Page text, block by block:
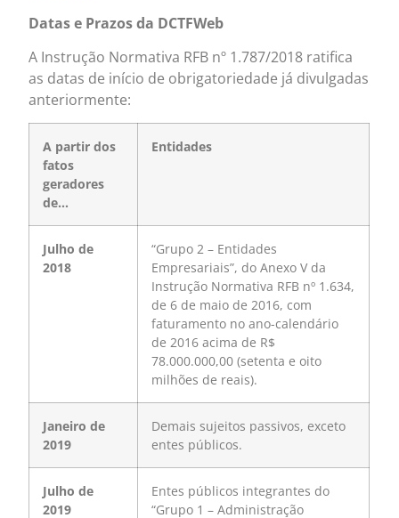
Datas e Prazos da DCTFWeb
A Instrução Normativa RFB nº 1.787/2018 ratifica
as datas de início de obrigatoriedade já divulgadas
anteriormente:
A partir dos
fatos
geradores
de…
Entidades
Julho de
2018
“Grupo 2 – Entidades
Empresariais”, do Anexo V da
Instrução Normativa RFB nº 1.634,
de 6 de maio de 2016, com
faturamento no ano-calendário
de 2016 acima de R$
78.000.000,00 (setenta e oito
milhões de reais).
Janeiro de
2019
Demais sujeitos passivos, exceto
entes públicos.
Julho de
2019
Entes públicos integrantes do
“Grupo 1 – Administração